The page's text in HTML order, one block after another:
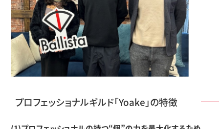
プロフェッショナルギルド「Yoake」の特徴